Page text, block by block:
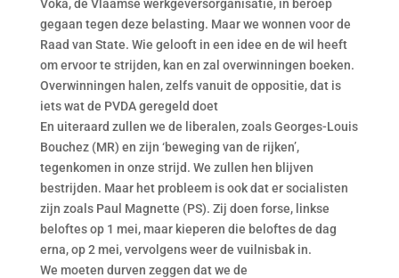
Voka, de Vlaamse werkgeversorganisatie, in beroep
gegaan tegen deze belasting. Maar we wonnen voor de
Raad van State. Wie gelooft in een idee en de wil heeft
om ervoor te strijden, kan en zal overwinningen boeken.
Overwinningen halen, zelfs vanuit de oppositie, dat is
iets wat de PVDA geregeld doet
En uiteraard zullen we de liberalen, zoals Georges-Louis
Bouchez (MR) en zijn ‘beweging van de rijken’,
tegenkomen in onze strijd. We zullen hen blijven
bestrijden. Maar het probleem is ook dat er socialisten
zijn zoals Paul Magnette (PS). Zij doen forse, linkse
beloftes op 1 mei, maar kieperen die beloftes de dag
erna, op 2 mei, vervolgens weer de vuilnisbak in.
We moeten durven zeggen dat we de